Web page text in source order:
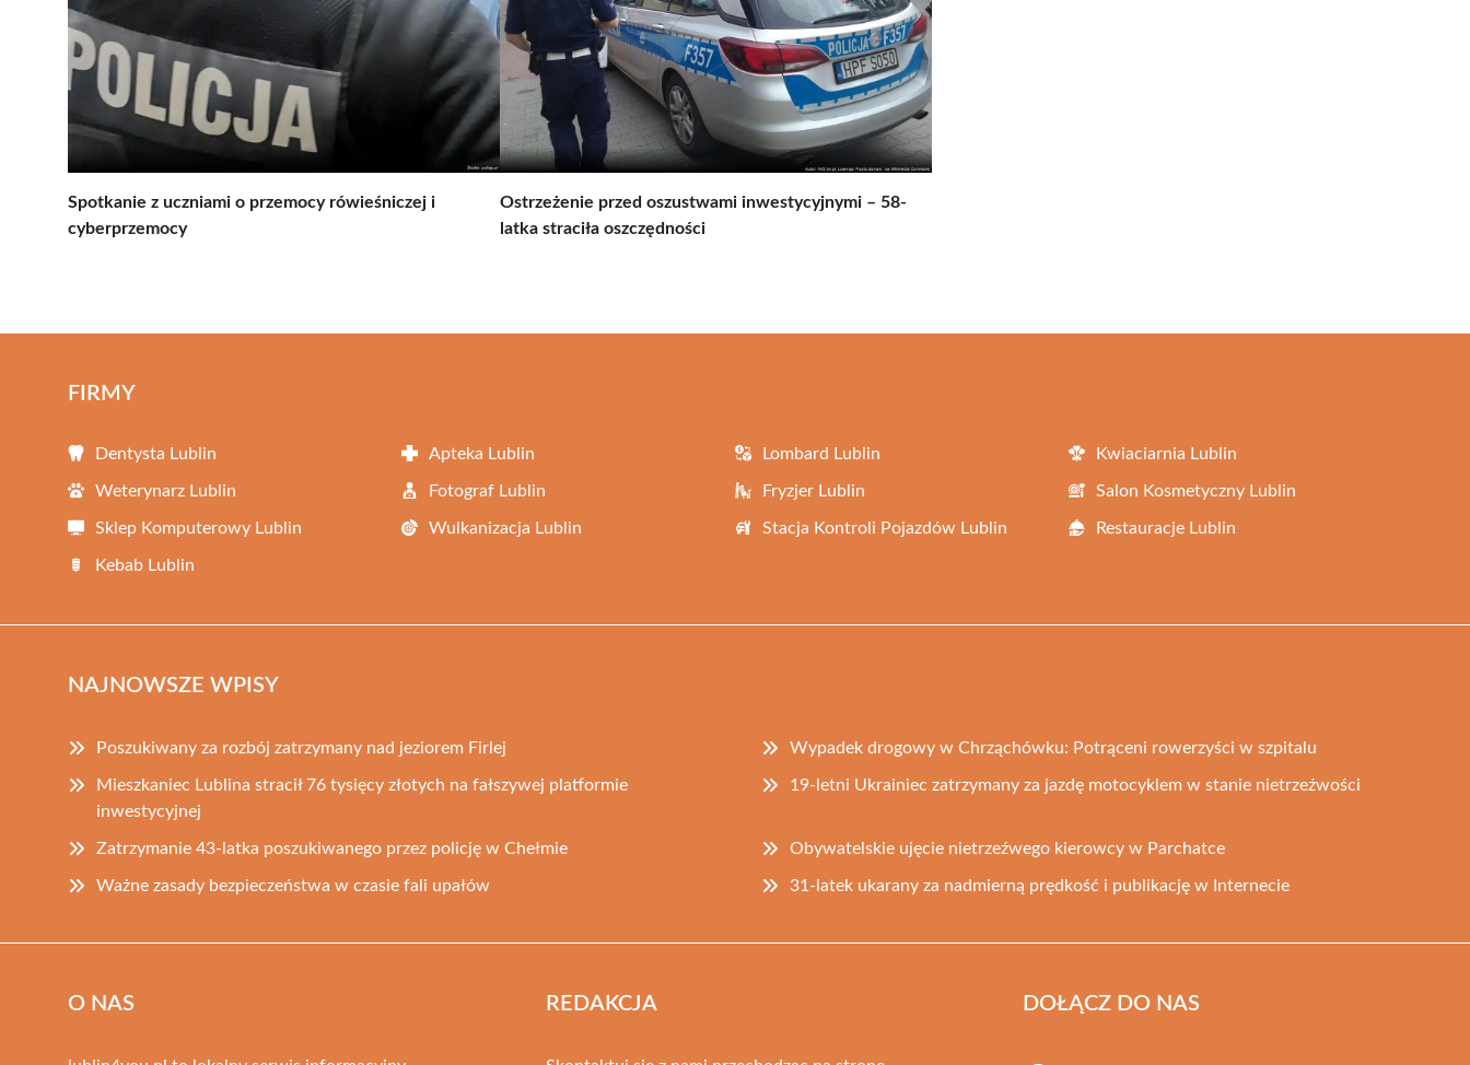
Spotkanie z uczniami o przemocy rówieśniczej i
cyberprzemocy
Ostrzeżenie przed oszustwami inwestycyjnymi – 58-
latka straciła oszczędności
FIRMY
Dentysta Lublin Apteka Lublin Lombard Lublin Kwiaciarnia Lublin
Weterynarz Lublin Fotograf Lublin Fryzjer Lublin Salon Kosmetyczny Lublin
Sklep Komputerowy Lublin Wulkanizacja Lublin Stacja Kontroli Pojazdów Lublin Restauracje Lublin
Kebab Lublin
NAJNOWSZE WPISY
Poszukiwany za rozbój zatrzymany nad jeziorem Firlej Wypadek drogowy w Chrząchówku: Potrąceni rowerzyści w szpitalu
Mieszkaniec Lublina stracił 76 tysięcy złotych na fałszywej platformie
inwestycyjnej
19-letni Ukrainiec zatrzymany za jazdę motocyklem w stanie nietrzeźwości
Zatrzymanie 43-latka poszukiwanego przez policję w Chełmie Obywatelskie ujęcie nietrzeźwego kierowcy w Parchatce
Ważne zasady bezpieczeństwa w czasie fali upałów 31-latek ukarany za nadmierną prędkość i publikację w Internecie
O NAS REDAKCJA DOŁĄCZ DO NAS